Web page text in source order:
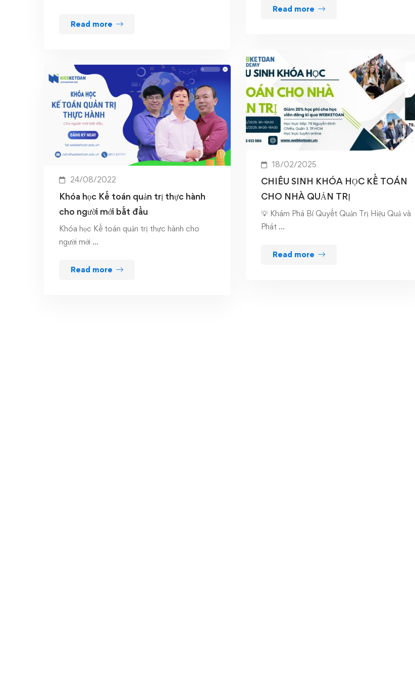
Read more
Read more
18/02/2025
CHIÊU SINH KHÓA HỌC KẾ TOÁN
CHO NHÀ QUẢN TRỊ
💡 Khám Phá Bí Quyết Quản Trị Hiệu Quả và
Phát …
Read more
24/08/2022
Khóa học Kế toán quản trị thực hành
cho người mới bắt đầu
Khóa học Kế toán quản trị thực hành cho
người mới …
Read more